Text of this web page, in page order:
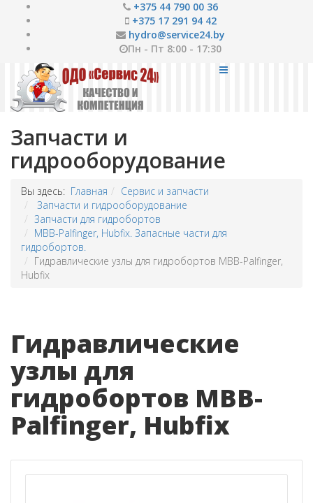
+375 44 790 00 36
+375 17 291 94 42
hydro@service24.by
Пн - Пт 8:00 - 17:30
Запчасти и
гидрооборудование
Вы здесь: Главная
Сервис и запчасти
Запчасти и гидрооборудование
Запчасти для гидробортов
MBB-Palfinger, Hubfix. Запасные части для
гидробортов.
Гидравлические узлы для гидробортов MBB-Palfinger,
Hubfix
Гидравлические
узлы для
гидробортов MBB-
Palfinger, Hubfix